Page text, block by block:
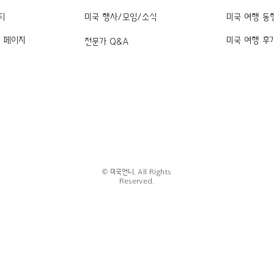
이지
미국 행사/모임/소식
전문가 Q&A
미국 여행 동
미국 여행 후기
© 미국언니. All Rights
Reserved.